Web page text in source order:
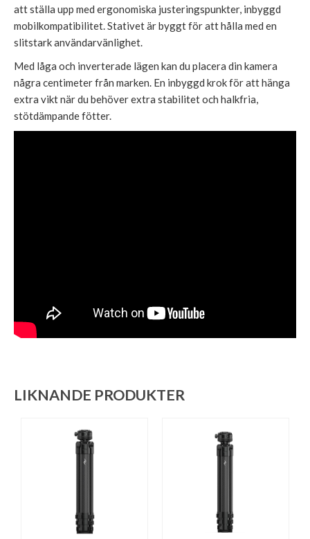
att ställa upp med ergonomiska justeringspunkter, inbyggd
mobilkompatibilitet. Stativet är byggt för att hålla med en
slitstark användarvänlighet.
Med låga och inverterade lägen kan du placera din kamera
några centimeter från marken. En inbyggd krok för att hänga
extra vikt när du behöver extra stabilitet och halkfria,
stötdämpande fötter.
LIKNANDE PRODUKTER